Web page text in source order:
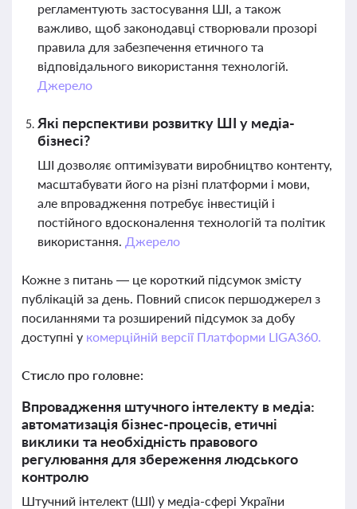
регламентують застосування ШІ, а також
важливо, щоб законодавці створювали прозорі
правила для забезпечення етичного та
відповідального використання технологій.
Джерело
Які перспективи розвитку ШІ у медіа-
бізнесі?
ШІ дозволяє оптимізувати виробництво контенту,
масштабувати його на різні платформи і мови,
але впровадження потребує інвестицій і
постійного вдосконалення технологій та політик
використання. Джерело
Кожне з питань — це короткий підсумок змісту
публікацій за день. Повний список першоджерел з
посиланнями та розширений підсумок за добу
доступні у комерційній версії Платформи LIGA360.
Стисло про головне:
Впровадження штучного інтелекту в медіа:
автоматизація бізнес-процесів, етичні
виклики та необхідність правового
регулювання для збереження людського
контролю
Штучний інтелект (ШІ) у медіа-сфері України